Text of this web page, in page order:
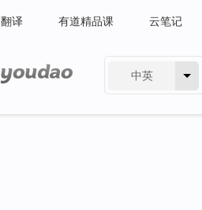
翻译 有道精品课 云笔记
中英